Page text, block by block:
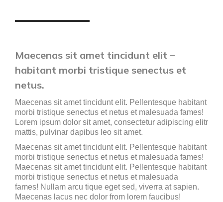
Maecenas sit amet tincidunt elit –
habitant morbi tristique senectus et
netus.
Maecenas sit amet tincidunt elit. Pellentesque habitant
morbi tristique senectus et netus et malesuada fames!
Lorem ipsum dolor sit amet, consectetur adipiscing elitr
mattis, pulvinar dapibus leo sit amet.
Maecenas sit amet tincidunt elit. Pellentesque habitant
morbi tristique senectus et netus et malesuada fames!
Maecenas sit amet tincidunt elit. Pellentesque habitant
morbi tristique senectus et netus et malesuada
fames! Nullam arcu tique eget sed, viverra at sapien.
Maecenas lacus nec dolor from lorem faucibus!